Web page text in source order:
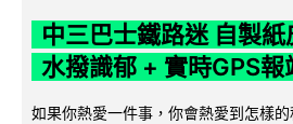
中三巴士鐵路迷 自製
水撥識郁 + 實時GPS報
如果你熱愛一件事，你會熱愛到怎樣